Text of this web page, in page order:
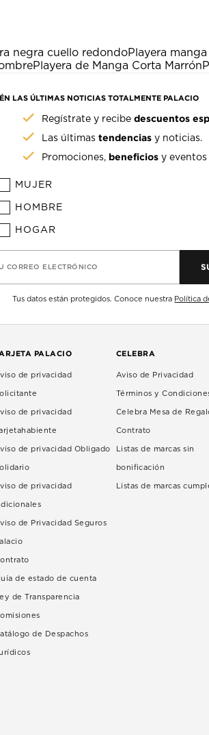
negra cuello redondoPlayera
Playera de Manga Corta Marrón
LAS ÚLTIMAS NOTICIAS TOTALMENTE PALACIO
Regístrate y recibedescuentos
Las últimastendencias y noticias.
Promociones, beneficios y eventos
MUJER
HOMBRE
HOGAR
CORREO ELECTRÓNICO
Tus datos están protegidos. Conoce nuestra Política
PALACIO
de privacidad
de privacidad
de privacidad Obligado
de privacidad
de Privacidad Seguros
de estado de cuenta
de Transparencia
de Despachos
CELEBRA
Aviso de Privacidad
Términos y
Celebra Mesa de
Contrato
Listas de marcas sin
bonificación
Listas de marcas